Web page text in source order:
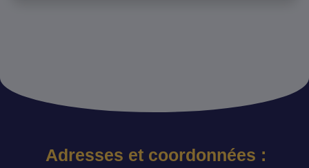
Adresses et coordonnées :